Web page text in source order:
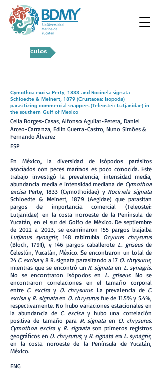
Artículos
Cymothoa excisa Perty, 1833 and Rocinela signata
Schioedte & Meinert, 1879 (Crustacea: Isopoda)
parasitizing commercial snappers (Teleostei: Lutjanidae) in
the southern Gulf of Mexico
Celia Borges-Casas, Alfonso Aguilar-Perera, Daniel
Arceo-Carranza, Edlin Guerra-Castro, Nuno Simões &
Fernando Álvarez
ESP
En México, la diversidad de isópodos parásitos
asociados con peces marinos es poco conocida. Este
trabajo investigó la prevalencia, intensidad media,
abundancia media e intensidad mediana de Cymothoa
excisaPerty, 1833 (Cymothoidae) y Rocinela signata
Schioedte & Meinert, 1879 (Aegidae) que parasitan
pargos de importancia comercial (Teleostei:
Lutjanidae) en la costa noroeste de la Península de
Yucatán, en el sur del Golfo de México. De septiembre
de 2022 a 2023, se examinaron 155 pargos biajaiba
Lutjanus synagris, 148 rabirrubia Ocyurus chrysurus
(Bloch, 1791), y 146 pargos caballerote L. griseusde
Celestún, Yucatán, México. Se encontraron un total de
24 C. excisay 8 R. signata parasitando a 17 O. chrysurus,
mientras que se encontró un R. signataen L. synagris.
No se encontraron isópodos en L. griseus. No se
encontraron correlaciones en el tamaño corporal
entre C. excisay O. chrysurus. La prevalencia de C.
excisay R. signataen O. chrysurusfue de 11.5% y 5.4%,
respectivamente. No hubo variaciones estacionales en
la abundancia de C. excisay hubo una correlación
positiva de tamaño para R. signataen O. chrysurus.
Cymothoa excisay R. signatason primeros registros
geográficos en O. chrysurus, y R. signataen L. synagris,
en la costa noroeste de la Península de Yucatán,
México.
ENG